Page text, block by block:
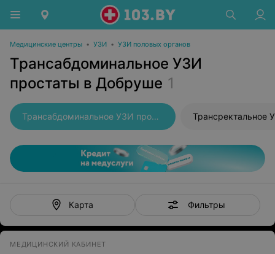
Медицинские центры • УЗИ • УЗИ половых органов
Трансабдоминальное УЗИ
простаты в Добруше 1
Трансабдоминальное УЗИ простаты Трансректальное
Карта Фильтры
МЕДИЦИНСКИЙ КАБИНЕТ